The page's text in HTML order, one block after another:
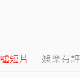
噓短片 娛樂有評